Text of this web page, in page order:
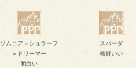
ソムニア＝シュラーフ
＝ドリーマー
面白い
スパーダ
格好いい